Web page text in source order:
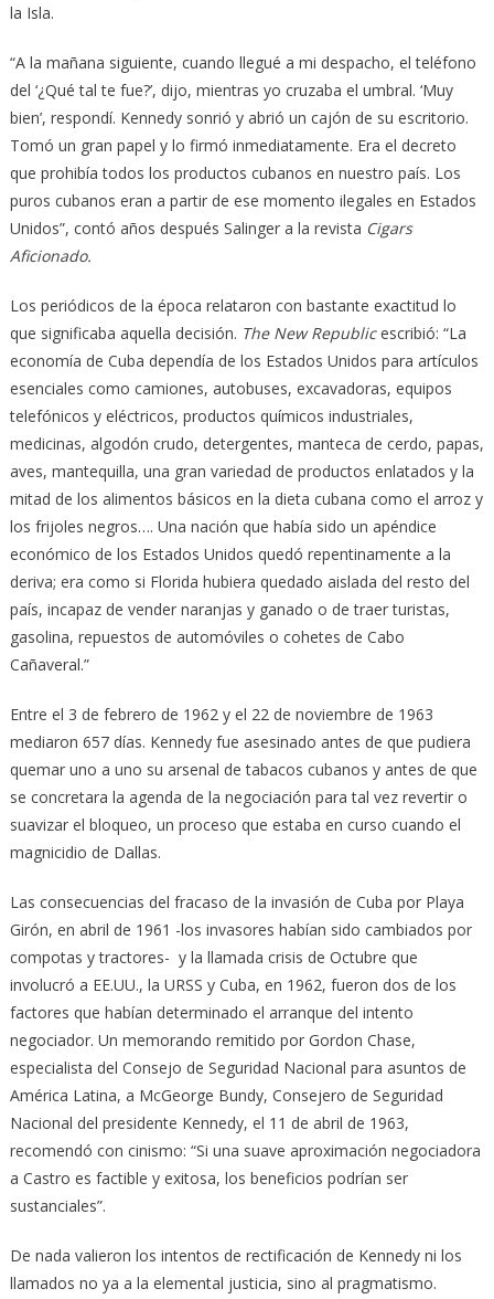
la Isla.
“A la mañana siguiente, cuando llegué a mi despacho, el teléfono
del ‘¿Qué tal te fue?’, dijo, mientras yo cruzaba el umbral. ‘Muy
bien’, respondí. Kennedy sonrió y abrió un cajón de su escritorio.
Tomó un gran papel y lo firmó inmediatamente. Era el decreto
que prohibía todos los productos cubanos en nuestro país. Los
puros cubanos eran a partir de ese momento ilegales en Estados
Unidos”, contó años después Salinger a la revista Cigars
Aficionado.
Los periódicos de la época relataron con bastante exactitud lo
que significaba aquella decisión. The New Republicescribió: “La
economía de Cuba dependía de los Estados Unidos para artículos
esenciales como camiones, autobuses, excavadoras, equipos
telefónicos y eléctricos, productos químicos industriales,
medicinas, algodón crudo, detergentes, manteca de cerdo, papas,
aves, mantequilla, una gran variedad de productos enlatados y la
mitad de los alimentos básicos en la dieta cubana como el arroz y
los frijoles negros…. Una nación que había sido un apéndice
económico de los Estados Unidos quedó repentinamente a la
deriva; era como si Florida hubiera quedado aislada del resto del
país, incapaz de vender naranjas y ganado o de traer turistas,
gasolina, repuestos de automóviles o cohetes de Cabo
Cañaveral.”
Entre el 3 de febrero de 1962 y el 22 de noviembre de 1963
mediaron 657 días. Kennedy fue asesinado antes de que pudiera
quemar uno a uno su arsenal de tabacos cubanos y antes de que
se concretara la agenda de la negociación para tal vez revertir o
suavizar el bloqueo, un proceso que estaba en curso cuando el
magnicidio de Dallas.
Las consecuencias del fracaso de la invasión de Cuba por Playa
Girón, en abril de 1961 -los invasores habían sido cambiados por
compotas y tractores- y la llamada crisis de Octubre que
involucró a EE.UU., la URSS y Cuba, en 1962, fueron dos de los
factores que habían determinado el arranque del intento
negociador. Un memorando remitido por Gordon Chase,
especialista del Consejo de Seguridad Nacional para asuntos de
América Latina, a McGeorge Bundy, Consejero de Seguridad
Nacional del presidente Kennedy, el 11 de abril de 1963,
recomendó con cinismo: “Si una suave aproximación negociadora
a Castro es factible y exitosa, los beneficios podrían ser
sustanciales”.
De nada valieron los intentos de rectificación de Kennedy ni los
llamados no ya a la elemental justicia, sino al pragmatismo.